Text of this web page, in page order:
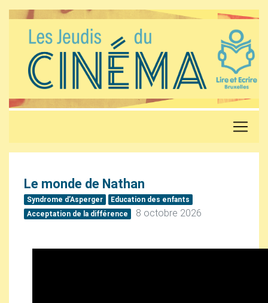
Le monde de Nathan
Syndrome d’Asperger
Education des enfants
Acceptation de la différence
8 octobre 2026